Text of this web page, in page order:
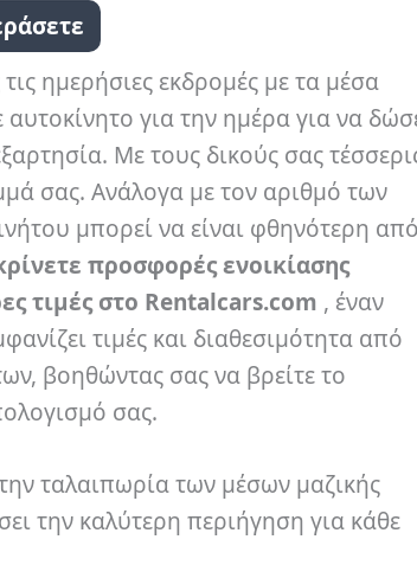
ημερήσιες εκδρομές με τα μέσα
αυτοκίνητο για την ημέρα για να
Με τους δικούς σας
σας. Ανάλογα με τον αριθμό των
μπορεί να είναι φθηνότερη
προσφορές ενοικίασης
τιμές στο Rentalcars.com , έναν
τιμές και διαθεσιμότητα από
βοηθώντας σας να βρείτε το
σας.
ταλαιπωρία των μέσων μαζικής
την καλύτερη περιήγηση για κάθε